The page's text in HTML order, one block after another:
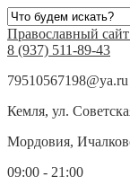
Православный
8 (937) 511-89-43
79510567198@ya.ru
Кемля, ул.
Мордовия,
09:00 - 21:00